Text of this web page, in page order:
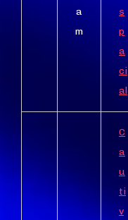
a
m
s
p
a
ci
al
C
a
u
ti
v